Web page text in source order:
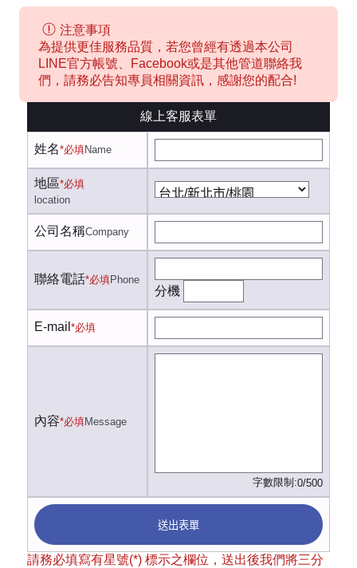
注意事項
為提供更佳服務品質，若您曾經有透過本公司
LINE官方帳號、Facebook或是其他管道聯絡我
們，請務必告知專員相關資訊，感謝您的配合!
線上客服表單
姓名*必填Name
地區*必填
location
公司名稱Company
聯絡電話*必填Phone
分機
E-mail *必填
內容*必填Message
字數限制:0/500
送出表單
請務必填寫有星號(*) 標示之欄位，送出後我們將三分